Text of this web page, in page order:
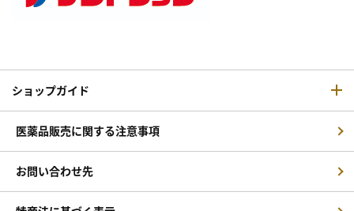
ショップガイド
医薬品販売に関する注意事項
お問い合わせ先